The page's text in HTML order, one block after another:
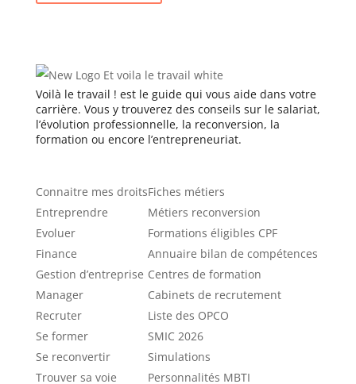
Voilà le travail ! est le guide qui vous aide dans votre
carrière. Vous y trouverez des conseils sur le salariat,
l’évolution professionnelle, la reconversion, la
formation ou encore l’entrepreneuriat.
Connaitre mes droits
Entreprendre
Evoluer
Finance
Gestion d’entreprise
Manager
Recruter
Se former
Se reconvertir
Trouver sa voie
Fiches métiers
Métiers reconversion
Formations éligibles CPF
Annuaire bilan de compétences
Centres de formation
Cabinets de recrutement
Liste des OPCO
SMIC 2026
Simulations
Personnalités MBTI